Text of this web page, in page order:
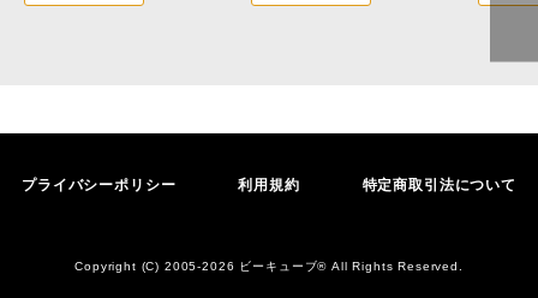
プライバシーポリシー 利用規約 特定商取引法について
Copyright (C) 2005-2026 ビーキューブ® All Rights Reserved.